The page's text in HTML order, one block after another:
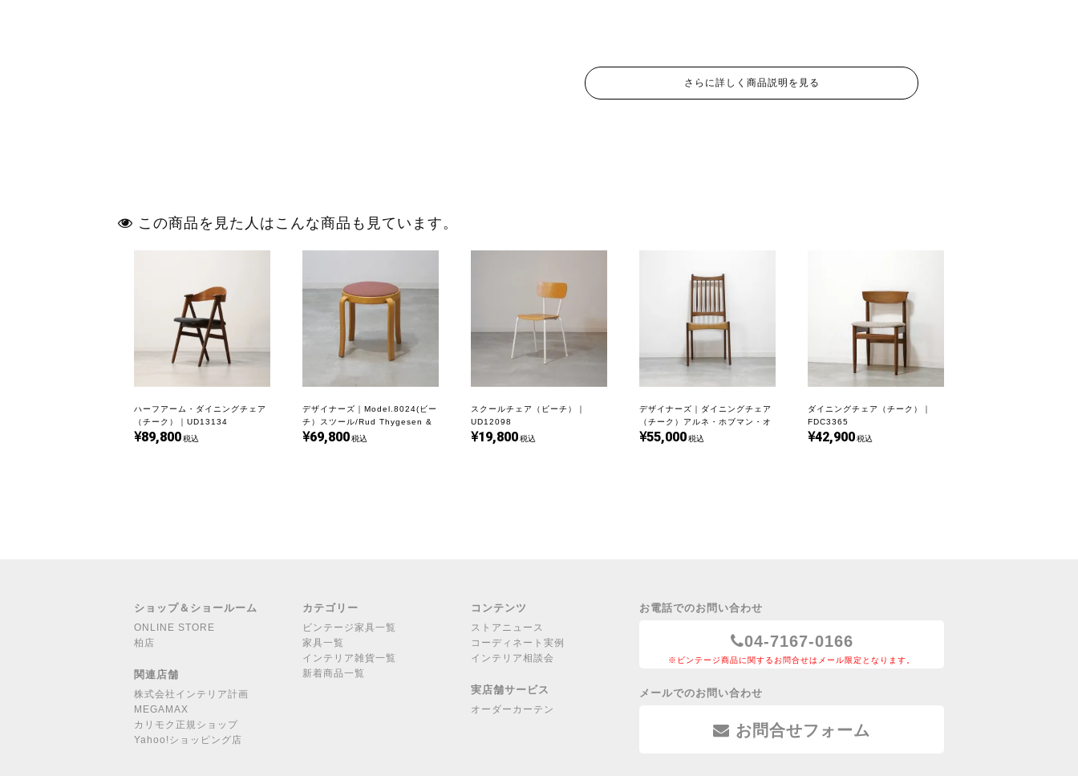
さらに詳しく商品説明を見る
この商品を見た人はこんな商品も見ています。
ハーフアーム・ダイニングチェア
（チーク）｜UD13134
89,800税込
デザイナーズ｜Model.8024(ビー
チ）スツール/Rud Thygesen &
Johnny Sørensen｜UD18391
69,800税込
スクールチェア（ビーチ）｜
UD12098
19,800税込
デザイナーズ｜ダイニングチェア
（チーク）アルネ・ホブマン・オ
ルセン｜UD22402
55,000税込
ダイニングチェア（チーク）｜
FDC3365
42,900税込
ショップ＆ショールーム
ONLINE STORE
柏店
関連店舗
株式会社インテリア計画
MEGAMAX
カリモク正規ショップ
Yahoo!ショッピング店
カテゴリー
ビンテージ家具一覧
家具一覧
インテリア雑貨一覧
新着商品一覧
コンテンツ
ストアニュース
コーディネート実例
インテリア相談会
実店舗サービス
オーダーカーテン
お電話でのお問い合わせ
04-7167-0166
※ビンテージ商品に関するお問合せはメール限定となります。
メールでのお問い合わせ
お問合せフォーム